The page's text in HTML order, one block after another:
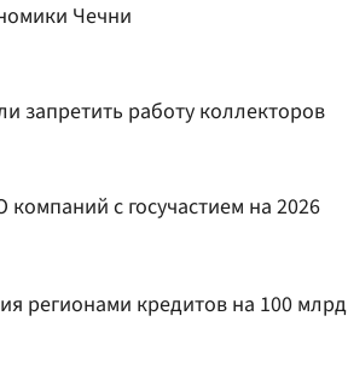
Чечни
запретить работу коллекторов
с госучастием на 2026
регионами кредитов на 100 млрд